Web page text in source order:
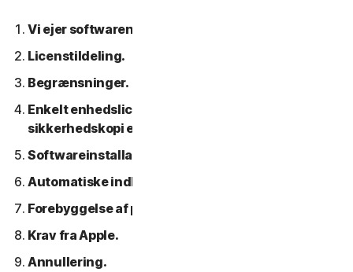
Vi ejer softwaren.
Licenstildeling.
Begrænsninger.
Enkelt enhedslicens; Kun en arkiv- eller
sikkerhedskopi er tilladt.
Softwareinstallation.
Automatiske indholdsopdateringer.
Forebyggelse af piratkopiering af software.
Krav fra Apple.
Annullering.